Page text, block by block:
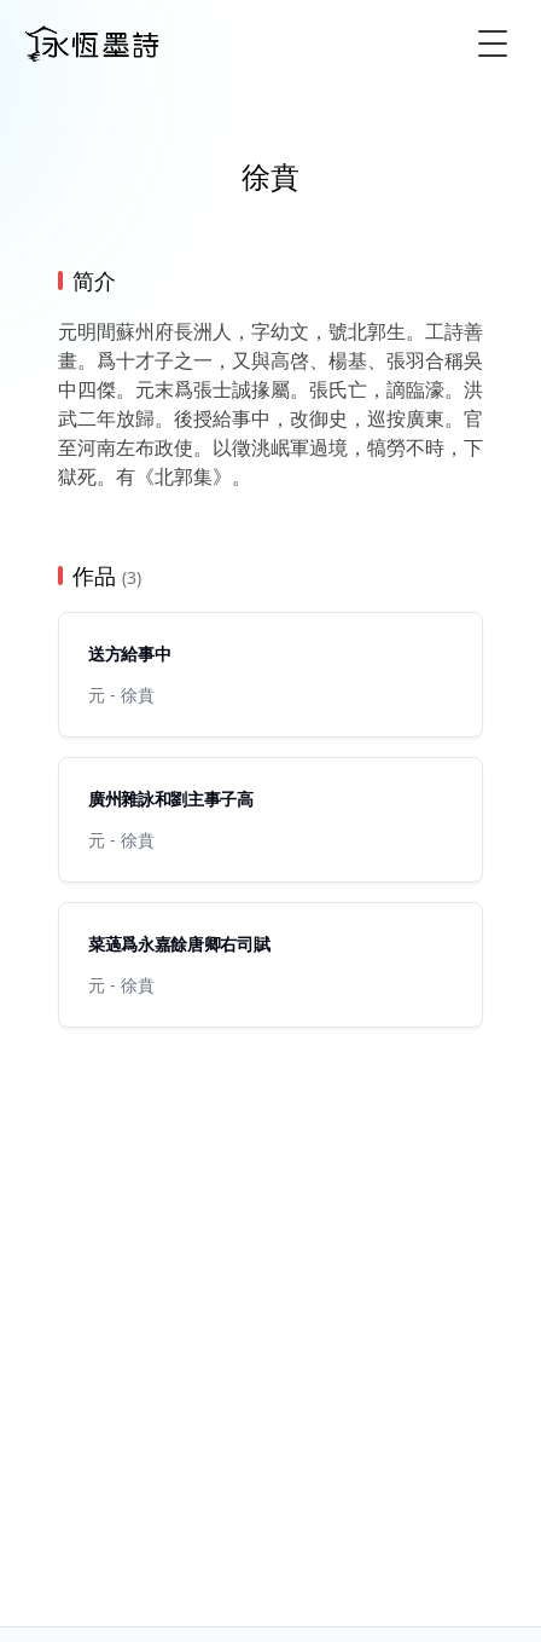
徐賁
简介
元明間蘇州府長洲人，字幼文，號北郭生。工詩善
畫。爲十才子之一，又與高啓、楊基、張羽合稱吳
中四傑。元末爲張士誠掾屬。張氏亡，謫臨濠。洪
武二年放歸。後授給事中，改御史，巡按廣東。官
至河南左布政使。以徵洮岷軍過境，犒勞不時，下
獄死。有《北郭集》。
作品 (3)
送方給事中
元 - 徐賁
廣州雜詠和劉主事子高
元 - 徐賁
菜薖爲永嘉餘唐卿右司賦
元 - 徐賁